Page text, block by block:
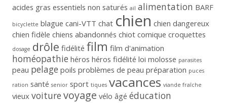
acides gras essentiels non saturés ail alimentation BARF
bicyclette blague cani-VTT chat chien chien dangereux
chien fidèle chiens abandonnés chiot comique croquettes
dosage drôle fidélité film film d'animation
homéopathie héros héros fidélité loi molosse parasites
peau pelage poils problèmes de peau préparation puces
ration santé senior sport tiques vacances viande fraîche
vieux voiture voyage vélo âgé éducation